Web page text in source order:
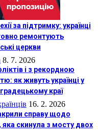
за підтримку: українці
ремонтують
церкви
8. 7. 2026
і з рекордною
як живуть українці у
краї
16. 2. 2026
справу щодо
яка скинула з мосту двох